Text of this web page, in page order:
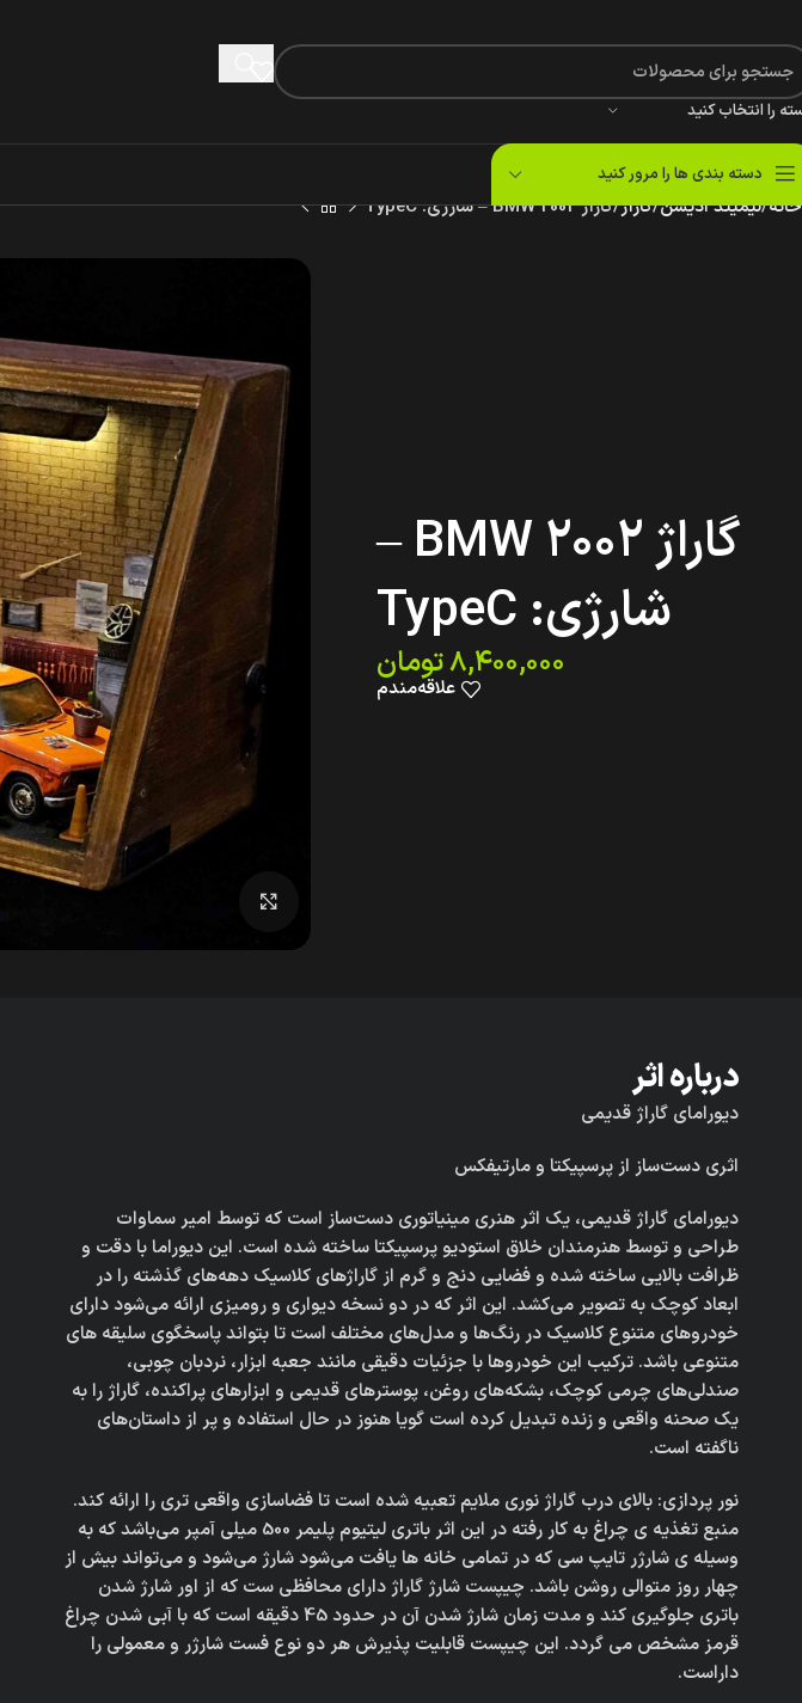
را انتخاب کنید
دسته بندی ها را مرور کنید
خانه لیمیتد ادیشن گاراژ گاراژ BMW 2002 – شارژی: TypeC
گاراژ BMW 2002 –
شارژی: TypeC
۸,۴۰۰,۰۰۰تومان
علاقه‌مندم
درباره اثر
دیورامای گاراژ قدیمی
اثری دست‌ساز از پرسپیکتا و مارتیفکس
دیورامای گاراژ قدیمی، یک اثر هنری مینیاتوری دست‌ساز است که توسط امیر سماوات
طراحی و توسط هنرمندان خلاق استودیو پرسپیکتا ساخته شده است. این دیوراما با دقت و
ظرافت بالایی ساخته شده و فضایی دنج و گرم از گاراژهای کلاسیک دهه‌های گذشته را در
ابعاد کوچک به تصویر می‌کشد. این اثر که در دو نسخه دیواری و رومیزی ارائه می‌شود دارای
خودروهای متنوع کلاسیک در رنگ‌ها و مدل‌های مختلف است تا بتواند پاسخگوی سلیقه های
متنوعی باشد. ترکیب این خودروها با جزئیات دقیقی مانند جعبه ابزار، نردبان چوبی،
صندلی‌های چرمی کوچک، بشکه‌های روغن، پوسترهای قدیمی و ابزارهای پراکنده، گاراژ را به
یک صحنه واقعی و زنده تبدیل کرده است گویا هنوز در حال استفاده و پر از داستان‌های
ناگفته است.
نور پردازی: بالای درب گاراژ نوری ملایم تعبیه شده است تا فضاسازی واقعی تری را ارائه کند.
منبع تغذیه ی چراغ به کار رفته در این اثر باتری لیتیوم پلیمر 500 میلی آمپر می‌باشد که به
وسیله ی شارژر تایپ سی که در تمامی خانه ها یافت می‌شود شارژ می‌شود و می‌تواند بیش از
چهار روز متوالی روشن باشد. چیپست شارژ گاراژ دارای محافظی ست که از اور شارژ شدن
باتری جلوگیری کند و مدت زمان شارژ شدن آن در حدود 45 دقیقه است که با آبی شدن چراغ
قرمز مشخص می گردد. این چیپست قابلیت پذیرش هر دو نوع فست شارژر و معمولی را
داراست.